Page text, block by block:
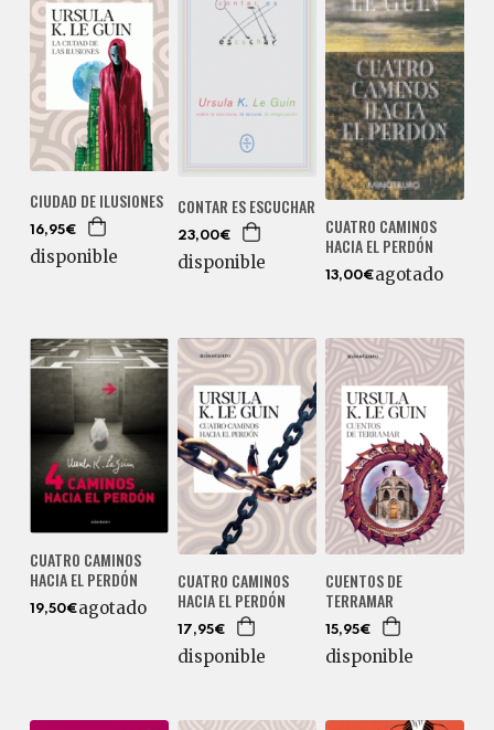
CIUDAD DE ILUSIONES
16,95€
disponible
CONTAR ES ESCUCHAR
23,00€
disponible
CUATRO CAMINOS
HACIA EL PERDÓN
13,00€agotado
CUATRO CAMINOS
HACIA EL PERDÓN
19,50€agotado
CUATRO CAMINOS
HACIA EL PERDÓN
17,95€
disponible
CUENTOS DE
TERRAMAR
15,95€
disponible